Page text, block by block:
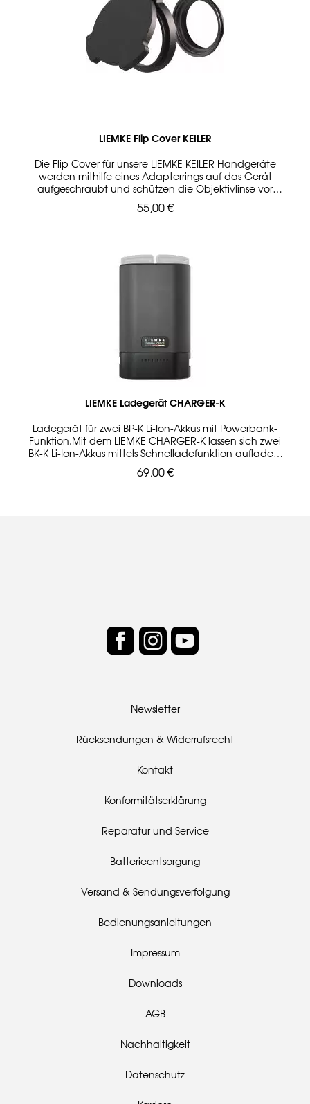
LIEMKE Flip Cover KEILER
Die Flip Cover für unsere LIEMKE KEILER Handgeräte
werden mithilfe eines Adapterrings auf das Gerät
aufgeschraubt und schützen die Objektivlinse vor
Feuchtigkeit, Staub und Schmutz. Erhältlich sind die
LIEMKE Flip Cover in zwei verschiedenen Größen.
zum KEILER-2 das LIEMKE Flip Cover KEILER L.
55,00 €
LIEMKE Ladegerät CHARGER-K
Ladegerät für zwei BP-K Li-Ion-Akkus mit Powerbank-
Funktion.Mit dem LIEMKE CHARGER-K lassen sich zwei
BK-K Li-Ion-Akkus mittels Schnelladefunktion aufladen.
Verwendet wird dazu das Netzteil mit USB-C-Anschluss
aus dem Lieferumfang des KEILER-1. Zusätzlich kann
69,00 €
Newsletter
Rücksendungen & Widerrufsrecht
Kontakt
Konformitätserklärung
Reparatur und Service
Batterieentsorgung
Versand & Sendungsverfolgung
Bedienungsanleitungen
Impressum
Downloads
AGB
Nachhaltigkeit
Datenschutz